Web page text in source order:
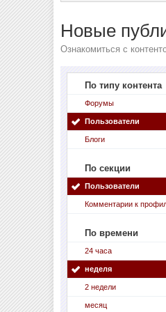
Новые
Ознакомиться с
По типу контента
Форумы
Пользователи
Блоги
По секции
Пользователи
Комментарии к
По времени
24 часа
неделя
2 недели
месяц